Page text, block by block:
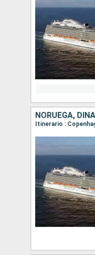
NORUEGA,
Itinerario :